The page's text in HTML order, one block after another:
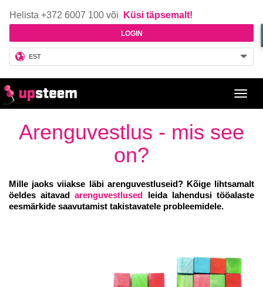
Helista +372 6007 100 või Küsi täpsemalt!
LOGIN
EST
Arenguvestlus - mis see
on?
Mille jaoks viiakse läbi arenguvestluseid? Kõige lihtsamalt
öeldes aitavadarenguvestlused leida lahendusi tööalaste
eesmärkide saavutamist takistavatele probleemidele.